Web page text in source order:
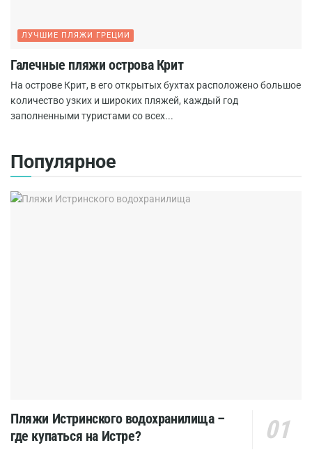
ЛУЧШИЕ ПЛЯЖИ ГРЕЦИИ
Галечные пляжи острова Крит
На острове Крит, в его открытых бухтах расположено большое
количество узких и широких пляжей, каждый год
заполненными туристами со всех...
Популярное
Пляжи Истринского водохранилища –
где купаться на Истре?